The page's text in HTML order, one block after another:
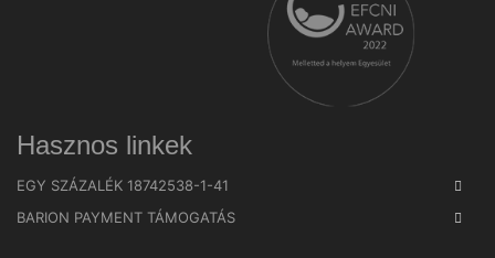
Hasznos linkek
EGY SZÁZALÉK 18742538-1-41
BARION PAYMENT TÁMOGATÁS